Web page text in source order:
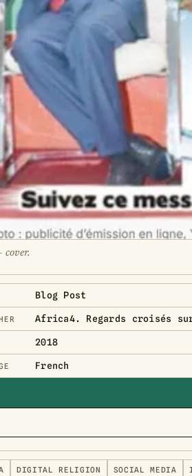
Blog Post
Africa4. Regards croisés
2018
French
DIGITAL RELIGION SOCIAL MEDIA